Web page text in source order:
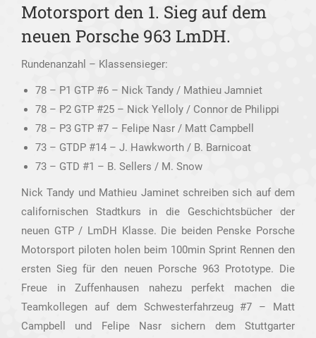
Motorsport den 1. Sieg auf dem
neuen Porsche 963 LmDH.
Rundenanzahl – Klassensieger:
78 – P1 GTP #6 – Nick Tandy / Mathieu Jamniet
78 – P2 GTP #25 – Nick Yelloly / Connor de Philippi
78 – P3 GTP #7 – Felipe Nasr / Matt Campbell
73 – GTDP #14 – J. Hawkworth / B. Barnicoat
73 – GTD #1 – B. Sellers / M. Snow
Nick Tandy und Mathieu Jaminet schreiben sich auf dem
californischen Stadtkurs in die Geschichtsbücher der
neuen GTP / LmDH Klasse. Die beiden Penske Porsche
Motorsport piloten holen beim 100min Sprint Rennen den
ersten Sieg für den neuen Porsche 963 Prototype. Die
Freue in Zuffenhausen nahezu perfekt machen die
Teamkollegen auf dem Schwesterfahrzeug #7 – Matt
Campbell und Felipe Nasr sichern dem Stuttgarter